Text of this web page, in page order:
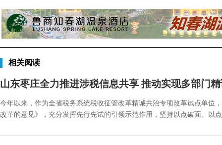
相关阅读
山东枣庄全力推进涉税信息共享 推动实现多部门
今年以来，作为全省税务系统税收征管改革精诚共治专项改革试点单位
改革的意见》，充分发挥先行先试的引领示范作用，坚持以点破面、以